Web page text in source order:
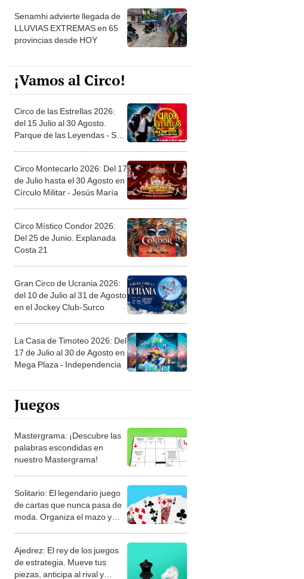
Senamhi advierte llegada de
LLUVIAS EXTREMAS en 65
provincias desde HOY
¡Vamos al Circo!
Circo de las Estrellas 2026:
del 15 Julio al 30 Agosto.
Parque de las Leyendas - San
Circo Montecarlo 2026: Del 17
de Julio hasta el 30 Agosto en
Círculo Militar - Jesús María
Circo Místico Condor 2026:
Del 25 de Junio. Explanada
Costa 21
Gran Circo de Ucrania 2026:
del 10 de Julio al 31 de Agosto
en el Jockey Club-Surco
La Casa de Timoteo 2026: Del
17 de Julio al 30 de Agosto en
Mega Plaza - Independencia
Juegos
Mastergrama: ¡Descubre las
palabras escondidas en
nuestro Mastergrama!
Solitario: El legendario juego
de cartas que nunca pasa de
moda. Organiza el mazo y
Ajedrez: El rey de los juegos
de estrategia. Mueve tus
piezas, anticipa al rival y